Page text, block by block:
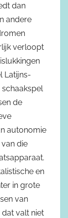
dan
andere
verloopt
Latijns-
de
autonomie
die
en
in grote
van
valt niet